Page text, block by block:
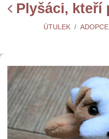
Plyšáci, kteří
ÚTULEK ADOPCE